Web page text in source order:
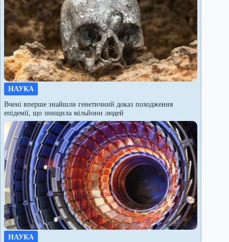
НАУКА
Вчені вперше знайшли генетичний доказ походження
епідемії, що знищила мільйони людей
НАУКА